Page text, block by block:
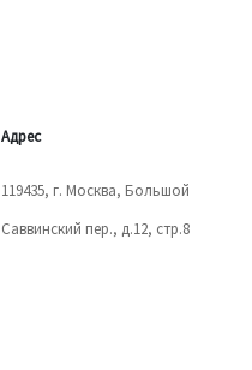
Адрес
119435, г. Москва, Большой
Саввинский пер., д.12, стр.8